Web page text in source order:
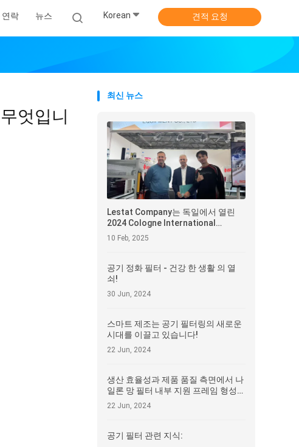
연락 뉴스 Korean 견적 요청
엇입니
최신 뉴스
Lestat Company는 독일에서 열린
2024 Cologne International
Filtration Technology 전시회에서
혁신적인 여과 솔루션을 선보입니다
능한 개발에 강력합니다.
10 Feb, 2025
공기 정화 필터 - 건강 한 생활 의 열
쇠!
30 Jun, 2024
스마트 제조는 공기 필터링의 새로운
시대를 이끌고 있습니다!
22 Jun, 2024
생산 효율성과 제품 품질 측면에서 나
일론 망 필터 내부 지원 프레임 형성
기계의 장점!
22 Jun, 2024
공기 필터 관련 지식: